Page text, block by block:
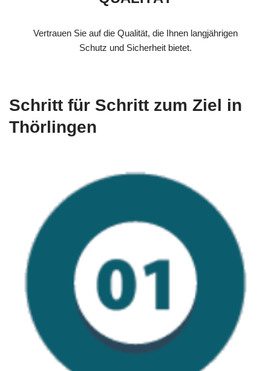
Vertrauen Sie auf die Qualität, die Ihnen langjährigen
Schutz und Sicherheit bietet.
Schritt für Schritt zum Ziel in
Thörlingen